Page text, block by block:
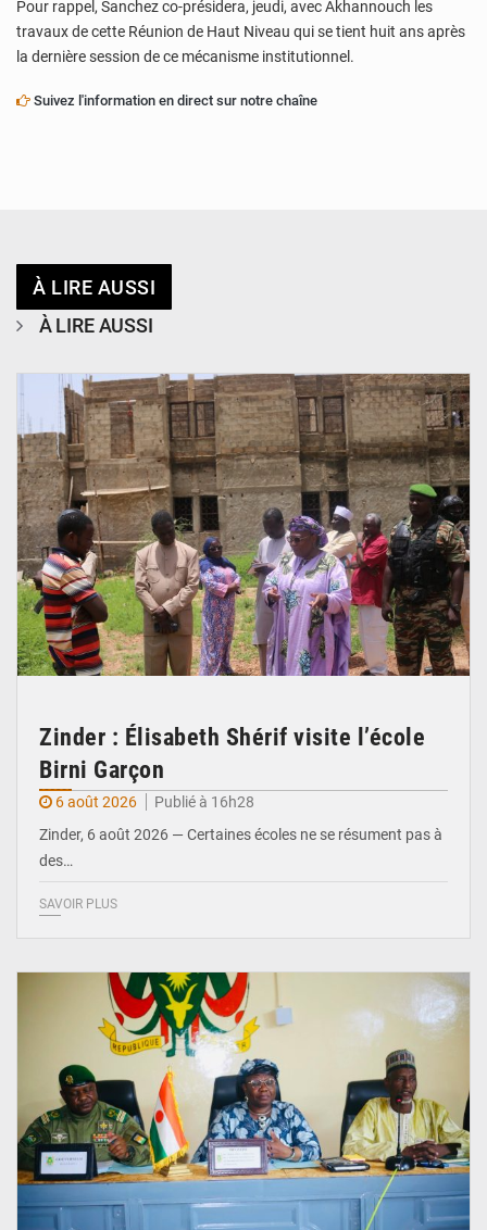
Pour rappel, Sanchez co-présidera, jeudi, avec Akhannouch les
travaux de cette Réunion de Haut Niveau qui se tient huit ans après
la dernière session de ce mécanisme institutionnel.
Suivez l'information en direct sur notre chaîne
À LIRE AUSSI
À LIRE AUSSI
Zinder : Élisabeth Shérif visite l’école
Birni Garçon
6 août 2026
Publié à 16h28
Zinder, 6 août 2026 — Certaines écoles ne se résument pas à
des…
SAVOIR PLUS